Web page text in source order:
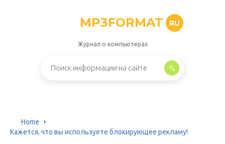
MP3FORMAT RU
Журнал о компьютерах
Home
Кажется, что вы используете блокирующее рекламу!